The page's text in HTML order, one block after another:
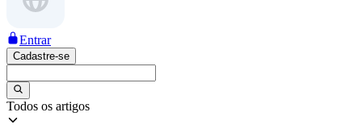
Entrar
Cadastre-se
Todos os artigos